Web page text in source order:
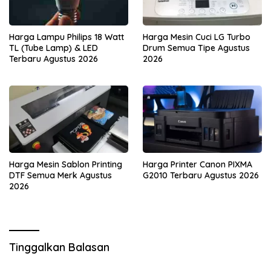
Harga Lampu Philips 18 Watt
TL (Tube Lamp) & LED
Terbaru Agustus 2026
Harga Mesin Cuci LG Turbo
Drum Semua Tipe Agustus
2026
Harga Mesin Sablon Printing
DTF Semua Merk Agustus
2026
Harga Printer Canon PIXMA
G2010 Terbaru Agustus 2026
Tinggalkan Balasan